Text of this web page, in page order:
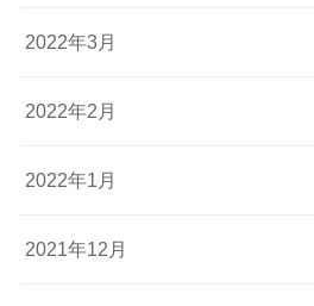
2022年3月
2022年2月
2022年1月
2021年12月